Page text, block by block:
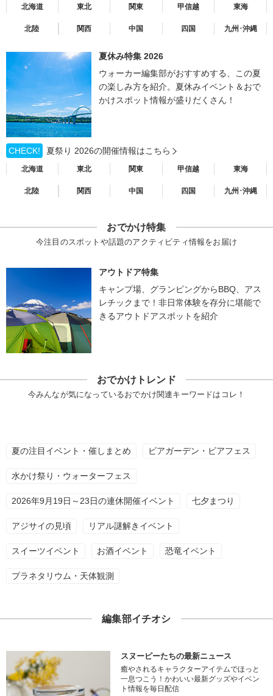
北海道 東北 関東 甲信越 東海
北陸 関西 中国 四国 九州･沖縄
夏休み特集 2026
ウォーカー編集部がおすすめする、この夏
の楽しみ方を紹介。夏休みイベント＆おで
かけスポット情報が盛りだくさん！
CHECK! 夏祭り 2026の開催情報はこちら
北海道 東北 関東 甲信越 東海
北陸 関西 中国 四国 九州･沖縄
おでかけ特集
今注目のスポットや話題のアクティビティ情報をお届け
アウトドア特集
キャンプ場、グランピングからBBQ、アス
レチックまで！非日常体験を存分に堪能で
きるアウトドアスポットを紹介
おでかけトレンド
今みんなが気になっているおでかけ関連キーワードはコレ！
夏の注目イベント・催しまとめ ビアガーデン・ビアフェス
水かけ祭り・ウォーターフェス
2026年9月19日～23日の連休開催イベント 七夕まつり
アジサイの見頃 リアル謎解きイベント
スイーツイベント お酒イベント 恐竜イベント
プラネタリウム・天体観測
編集部イチオシ
スヌーピーたちの最新ニュース
癒やされるキャラクターアイテムでほっと
一息つこう！かわいい最新グッズやイベン
ト情報を毎日配信